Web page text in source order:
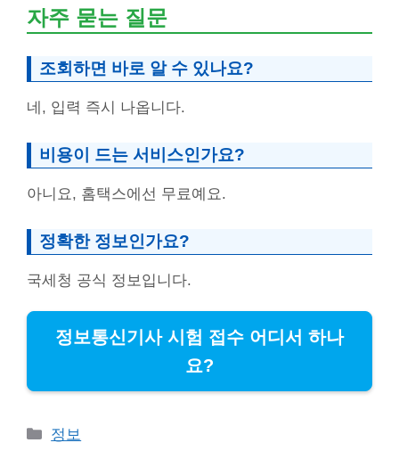
자주 묻는 질문
조회하면 바로 알 수 있나요?
네, 입력 즉시 나옵니다.
비용이 드는 서비스인가요?
아니요, 홈택스에선 무료예요.
정확한 정보인가요?
국세청 공식 정보입니다.
정보통신기사 시험 접수 어디서 하나
요?
Categories
정보